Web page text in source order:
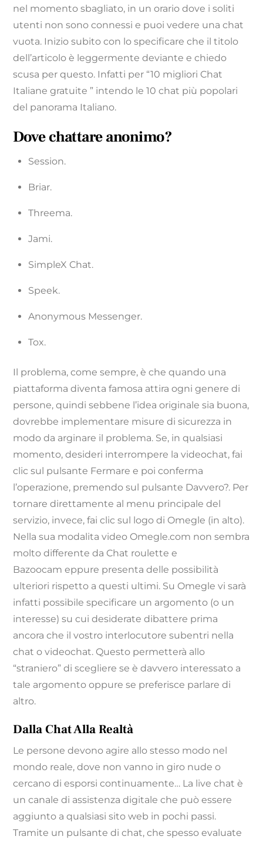
nel momento sbagliato, in un orario dove i soliti
utenti non sono connessi e puoi vedere una chat
vuota. Inizio subito con lo specificare che il titolo
dell’articolo è leggermente deviante e chiedo
scusa per questo. Infatti per “10 migliori Chat
Italiane gratuite ” intendo le 10 chat più popolari
del panorama Italiano.
Dove chattare anonimo?
Session.
Briar.
Threema.
Jami.
SimpleX Chat.
Speek.
Anonymous Messenger.
Tox.
Il problema, come sempre, è che quando una
piattaforma diventa famosa attira ogni genere di
persone, quindi sebbene l’idea originale sia buona,
dovrebbe implementare misure di sicurezza in
modo da arginare il problema. Se, in qualsiasi
momento, desideri interrompere la videochat, fai
clic sul pulsante Fermare e poi conferma
l’operazione, premendo sul pulsante Davvero?. Per
tornare direttamente al menu principale del
servizio, invece, fai clic sul logo di Omegle (in alto).
Nella sua modalita video Omegle.com non sembra
molto differente da Chat roulette e
Bazoocam eppure presenta delle possibilità
ulteriori rispetto a questi ultimi. Su Omegle vi sarà
infatti possibile specificare un argomento (o un
interesse) su cui desiderate dibattere prima
ancora che il vostro interlocutore subentri nella
chat o videochat. Questo permetterà allo
“straniero” di scegliere se è davvero interessato a
tale argomento oppure se preferisce parlare di
altro.
Dalla Chat Alla Realtà
Le persone devono agire allo stesso modo nel
mondo reale, dove non vanno in giro nude o
cercano di esporsi continuamente… La live chat è
un canale di assistenza digitale che può essere
aggiunto a qualsiasi sito web in pochi passi.
Tramite un pulsante di chat, che spesso evaluate